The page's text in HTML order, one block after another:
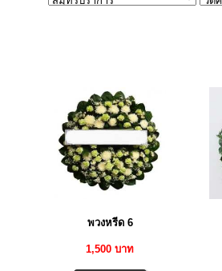
พวงหรีด 6
1,500 บาท